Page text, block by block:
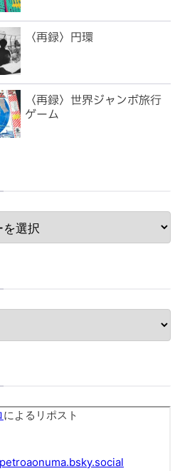
〈再録〉円環
〈再録〉世界ジャンボ旅行
ゲーム